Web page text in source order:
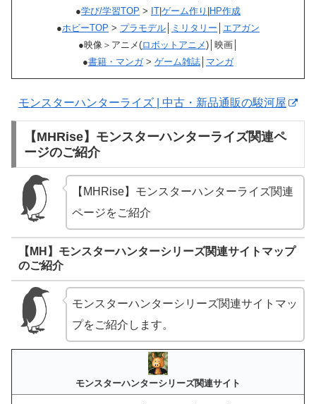
●学び/学習TOP > IT ゲーム作り HP作成
●ホビーTOP > プラモデル ミリタリー
エアガン
●映像＞アニメ(ロボットアニメ)│映画│
●書籍・マンガ> ゲーム雑誌 マンガ
モンスターハンターライズ | 中古・新品通販の駿河屋
【MHRise】モンスターハンターライズ関連ペ
ージのご紹介
【MHRise】モンスターハンターライズ関連
ページをご紹介
【MH】モンスターハンターシリーズ関連サイトマップ
のご紹介
モンスターハンターシリーズ関連サイトマッ
プをご紹介します。
モンスターハンターシリーズ関連サイト